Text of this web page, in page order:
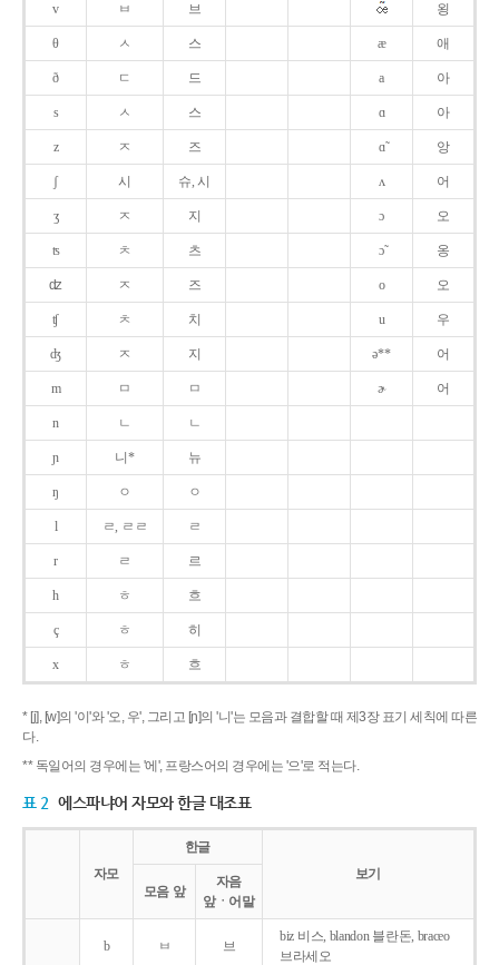
v ㅂ 브 욍
θ ㅅ 스 æ 애
ð ㄷ 드 a 아
s ㅅ 스 ɑ 아
z ㅈ 즈 ɑ̃ 앙
ʃ 시 슈, 시 ʌ 어
ʒ ㅈ 지 ɔ 오
ʦ ㅊ 츠 ɔ̃ 옹
ʣ ㅈ 즈 o 오
ʧ ㅊ 치 u 우
ʤ ㅈ 지 ə** 어
m ㅁ ㅁ ɚ 어
n ㄴ ㄴ
ɲ 니* 뉴
ŋ ㅇ ㅇ
l ㄹ, ㄹㄹ ㄹ
r ㄹ 르
h ㅎ 흐
ç ㅎ 히
x ㅎ 흐
* [j], [w]의 '이'와 '오, 우', 그리고 [ɲ]의 '니'는 모음과 결합할 때 제3장 표기 세칙에 따른
다.
** 독일어의 경우에는 '에', 프랑스어의 경우에는 '으'로 적는다.
표 2 에스파냐어 자모와 한글 대조표
자모
한글
보기
모음 앞
자음
앞ㆍ어말
b ㅂ 브
biz 비스, blandon 블란돈, braceo
브라세오